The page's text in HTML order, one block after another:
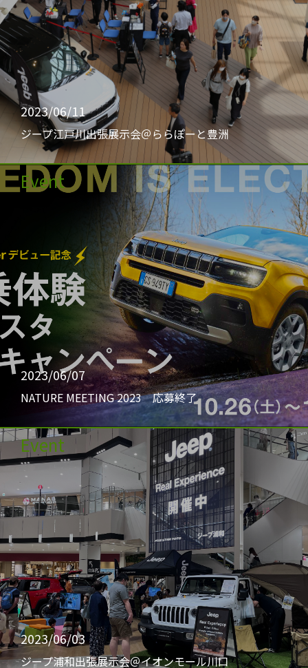
2023/06/11
ジープ江戸川出張展示会＠ららぽーと豊洲
Event
2023/06/07
NATURE MEETING 2023 応募終了
Event
2023/06/03
ジープ浦和出張展示会＠イオンモール川口